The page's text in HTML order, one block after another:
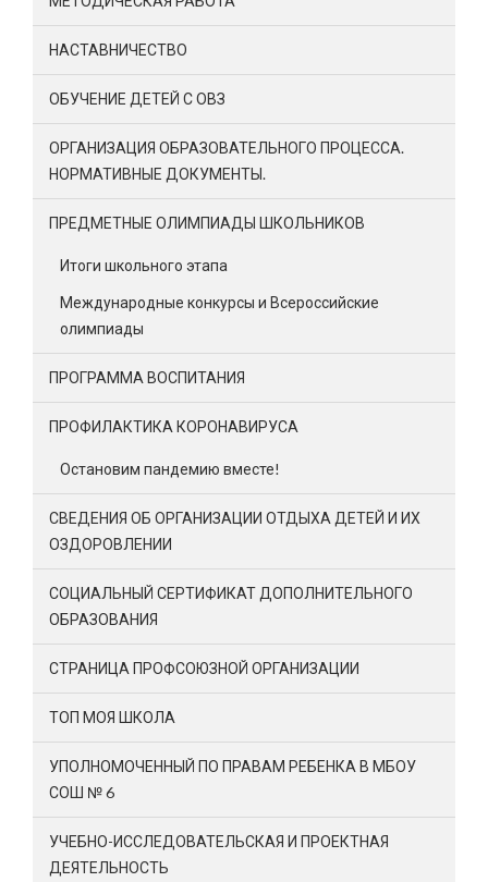
НАСТАВНИЧЕСТВО
ОБУЧЕНИЕ ДЕТЕЙ С ОВЗ
ОРГАНИЗАЦИЯ ОБРАЗОВАТЕЛЬНОГО ПРОЦЕССА.
НОРМАТИВНЫЕ ДОКУМЕНТЫ.
ПРЕДМЕТНЫЕ ОЛИМПИАДЫ ШКОЛЬНИКОВ
Итоги школьного этапа
Международные конкурсы и Всероссийские
олимпиады
ПРОГРАММА ВОСПИТАНИЯ
ПРОФИЛАКТИКА КОРОНАВИРУСА
Остановим пандемию вместе!
СВЕДЕНИЯ ОБ ОРГАНИЗАЦИИ ОТДЫХА ДЕТЕЙ И ИХ
ОЗДОРОВЛЕНИИ
СОЦИАЛЬНЫЙ СЕРТИФИКАТ ДОПОЛНИТЕЛЬНОГО
ОБРАЗОВАНИЯ
СТРАНИЦА ПРОФСОЮЗНОЙ ОРГАНИЗАЦИИ
ТОП МОЯ ШКОЛА
УПОЛНОМОЧЕННЫЙ ПО ПРАВАМ РЕБЕНКА В МБОУ
СОШ № 6
УЧЕБНО-ИССЛЕДОВАТЕЛЬСКАЯ И ПРОЕКТНАЯ
ДЕЯТЕЛЬНОСТЬ